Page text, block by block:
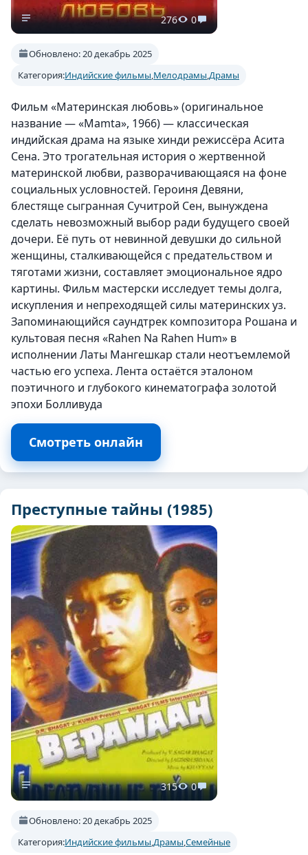
276 0
Обновлено: 20 декабрь 2025
Категория:Индийские фильмы,Мелодрамы,Драмы
Фильм «Материнская любовь» (оригинальное
название — «Mamta», 1966) — классическая
индийская драма на языке хинди режиссёра Асита
Сена. Это трогательная история о жертвенной
материнской любви, разворачивающаяся на фоне
социальных условностей. Героиня Девяни,
блестяще сыгранная Сучитрой Сен, вынуждена
сделать невозможный выбор ради будущего своей
дочери. Её путь от невинной девушки до сильной
женщины, сталкивающейся с предательством и
тяготами жизни, составляет эмоциональное ядро
картины. Фильм мастерски исследует темы долга,
искупления и непреходящей силы материнских уз.
Запоминающийся саундтрек композитора Рошана и
культовая песня «Rahen Na Rahen Hum» в
исполнении Латы Мангешкар стали неотъемлемой
частью его успеха. Лента остаётся эталоном
поэтичного и глубокого кинематографа золотой
эпохи Болливуда
Смотреть онлайн
Преступные тайны (1985)
315 0
Обновлено: 20 декабрь 2025
Категория:Индийские фильмы,Драмы,Семейные